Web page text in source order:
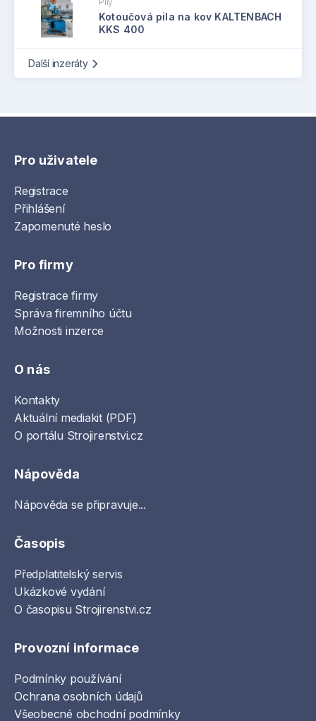
Kotoučová pila na kov KALTENBACH
KKS 400
Další inzeráty
Pro uživatele
Registrace
Přihlášení
Zapomenuté heslo
Pro firmy
Registrace firmy
Správa firemního účtu
Možnosti inzerce
O nás
Kontakty
Aktuální mediakit (PDF)
O portálu Strojirenstvi.cz
Nápověda
Nápověda se připravuje...
Časopis
Předplatitelský servis
Ukázkové vydání
O časopisu Strojirenstvi.cz
Provozní informace
Podmínky používání
Ochrana osobních údajů
Všeobecné obchodní podmínky